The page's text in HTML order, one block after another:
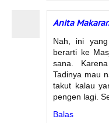
Anita
Nah, ini
berarti ke
sana.
Tadinya mau
takut kalau
pengen lagi.
Balas